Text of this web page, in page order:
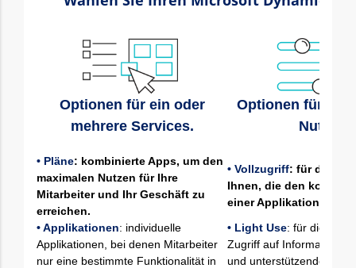
Optionen für ein oder
mehrere Services.
Optionen für
Nutzer.
• Pläne: kombinierte Apps, um den
maximalen Nutzen für Ihre
Mitarbeiter und Ihr Geschäft zu
erreichen.
• Vollzugriff: für die
Ihnen, die den
einer Applikation
• Applikationen: individuelle
Applikationen, bei denen Mitarbeiter
nur eine bestimmte Funktionalität in
• Light Use: für die
Zugriff auf Informationen
und unterstützende